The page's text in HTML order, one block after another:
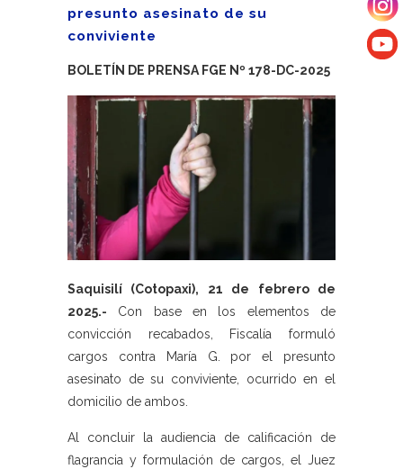
presunto asesinato de su
conviviente
BOLETÍN DE PRENSA FGE Nº 178-DC-2025
Saquisilí (Cotopaxi), 21 de febrero de
2025.- Con base en los elementos de
convicción recabados, Fiscalía formuló
cargos contra María G. por el presunto
asesinato de su conviviente, ocurrido en el
domicilio de ambos.
Al concluir la audiencia de calificación de
flagrancia y formulación de cargos, el Juez